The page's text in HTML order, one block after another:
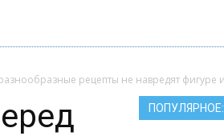
рецепты не навредят фигуре
ПОПУЛЯРНОЕ: